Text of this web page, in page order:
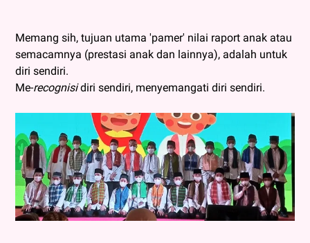
Memang sih, tujuan utama 'pamer' nilai raport anak atau
semacamnya (prestasi anak dan lainnya), adalah untuk
diri sendiri.
Me-recognisidiri sendiri, menyemangati diri sendiri.